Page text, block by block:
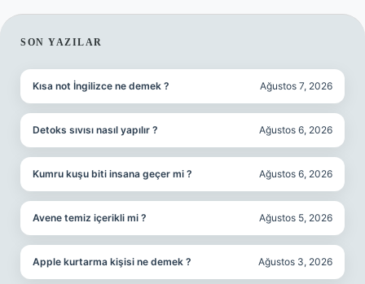
SIDEBAR
SON YAZILAR
Kısa not İngilizce ne demek ? Ağustos 7, 2026
Detoks sıvısı nasıl yapılır ? Ağustos 6, 2026
Kumru kuşu biti insana geçer mi ? Ağustos 6, 2026
Avene temiz içerikli mi ? Ağustos 5, 2026
Apple kurtarma kişisi ne demek ? Ağustos 3, 2026